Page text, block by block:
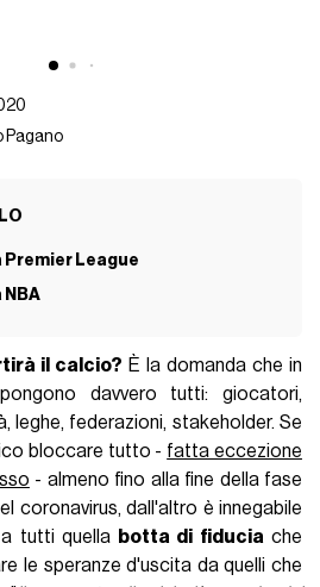
Pagano
League
il calcio? È la domanda che in
davvero tutti: giocatori,
leghe, federazioni, stakeholder. Se
bloccare tutto - fatta eccezione
- almeno fino alla fine della fase
coronavirus, dall'altro è innegabile
tutti quella botta di fiduciache
le speranze d'uscita da quelli che